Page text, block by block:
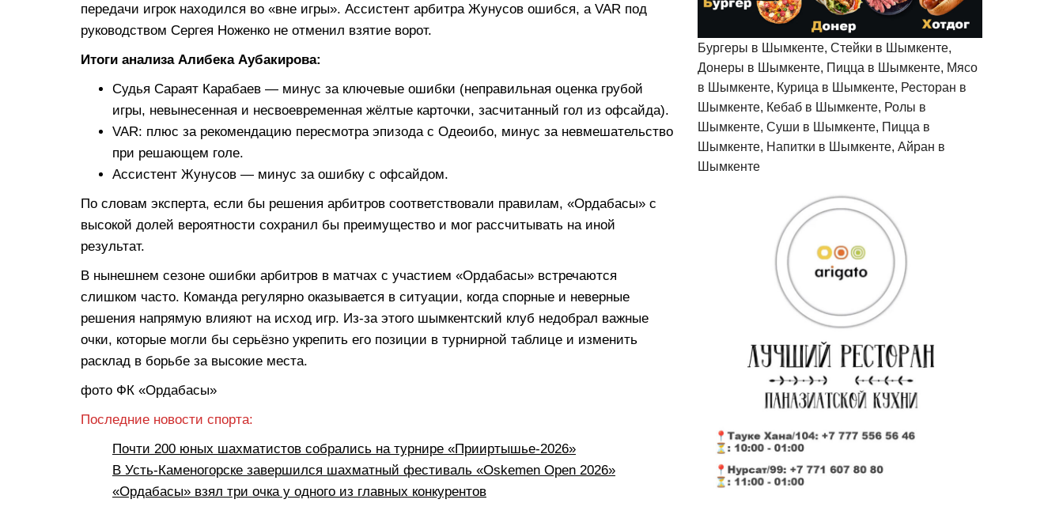
передачи игрок находился во «вне игры». Ассистент арбитра Жунусов ошибся, а VAR под
руководством Сергея Ноженко не отменил взятие ворот.
Итоги анализа Алибека Аубакирова:
Судья Сараят Карабаев — минус за ключевые ошибки (неправильная оценка грубой
игры, невынесенная и несвоевременная жёлтые карточки, засчитанный гол из офсайда).
VAR: плюс за рекомендацию пересмотра эпизода с Одеоибо, минус за невмешательство
при решающем голе.
Ассистент Жунусов — минус за ошибку с офсайдом.
По словам эксперта, если бы решения арбитров соответствовали правилам, «Ордабасы» с
высокой долей вероятности сохранил бы преимущество и мог рассчитывать на иной
результат.
В нынешнем сезоне ошибки арбитров в матчах с участием «Ордабасы» встречаются
слишком часто. Команда регулярно оказывается в ситуации, когда спорные и неверные
решения напрямую влияют на исход игр. Из-за этого шымкентский клуб недобрал важные
очки, которые могли бы серьёзно укрепить его позиции в турнирной таблице и изменить
расклад в борьбе за высокие места.
фото ФК «Ордабасы»
Последние новости спорта:
Почти 200 юных шахматистов собрались на турнире «Прииртышье-2026»
В Усть-Каменогорске завершился шахматный фестиваль «Oskemen Open 2026»
«Ордабасы» взял три очка у одного из главных конкурентов
Бургеры в Шымкенте, Стейки в Шымкенте,
Донеры в Шымкенте, Пицца в Шымкенте, Мясо
в Шымкенте, Курица в Шымкенте, Ресторан в
Шымкенте, Кебаб в Шымкенте, Ролы в
Шымкенте, Суши в Шымкенте, Пицца в
Шымкенте, Напитки в Шымкенте, Айран в
Шымкенте